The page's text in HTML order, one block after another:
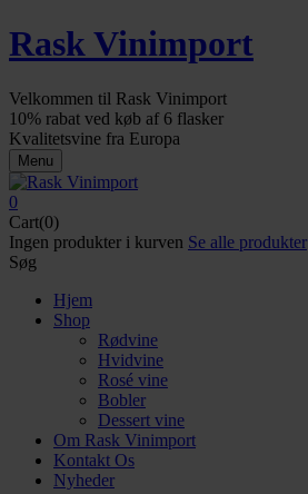
Rask Vinimport
Velkommen til Rask Vinimport
10% rabat ved køb af 6 flasker
Kvalitetsvine fra Europa
Menu
0
Cart(0)
Ingen produkter i kurven Se alle produkter
Søg
Hjem
Shop
Rødvine
Hvidvine
Rosé vine
Bobler
Dessert vine
Om Rask Vinimport
Kontakt Os
Nyheder